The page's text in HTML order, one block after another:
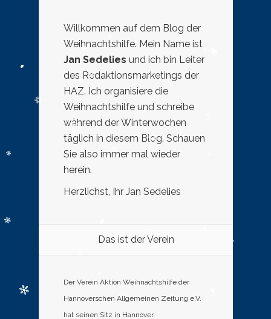
Willkommen auf dem Blog der
Weihnachtshilfe. Mein Name ist
Jan Sedelies und ich bin Leiter
des Redaktionsmarketings der
HAZ. Ich organisiere die
Weihnachtshilfe und schreibe
während der Winterwochen
täglich in diesem Blog. Schauen
Sie also immer mal wieder
herein.
Herzlichst, Ihr Jan Sedelies
Das ist der Verein
Der Verein Aktion Weihnachtshilfe der
Hannoverschen Allgemeinen Zeitung e.V.
hat seinen Sitz in Hannover.